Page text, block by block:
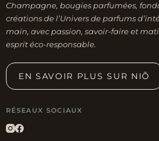
Champagne, bougies parfumées,
créations de l’Univers de parfums
main, avec passion, savoir-faire et
esprit éco-responsable.
EN SAVOIR PLUS SUR NIÕ
RÉSEAUX SOCIAUX